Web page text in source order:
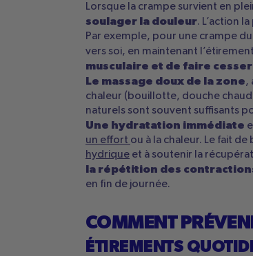
Lorsque la crampe survient en
soulager la douleur. L’action
Par exemple, pour une crampe
vers soi, en maintenant
musculaire et de faire
Le massage doux de la zone,
chaleur (bouillotte, douche
naturels sont souvent suffisants
Une hydratation immédiate
un effort ou à la chaleur. Le fait
hydrique et à soutenir la
la répétition des
en fin de journée.
COMMENT
ÉTIREMENTS